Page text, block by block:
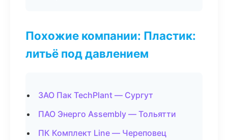
Похожие компании: Пластик:
литьё под давлением
ЗАО Пак TechPlant — Сургут
ПАО Энерго Assembly — Тольятти
ПК Комплект Line — Череповец